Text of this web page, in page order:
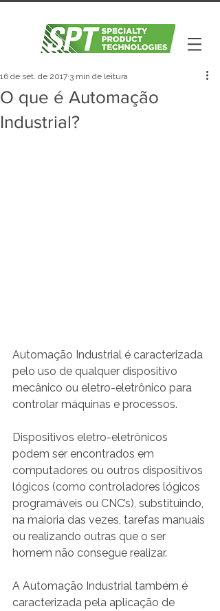
O que é Automação
Industrial?
16 de set. de 2017 3 min de leitura
Automação Industrial é caracterizada
pelo uso de qualquer dispositivo
mecânico ou eletro-eletrônico para
controlar máquinas e processos.
Dispositivos eletro-eletrônicos
podem ser encontrados em
computadores ou outros dispositivos
lógicos (como controladores lógicos
programáveis ou CNC’s), substituindo,
na maioria das vezes, tarefas manuais
ou realizando outras que o ser
homem não consegue realizar.
A Automação Industrial também é
caracterizada pela aplicação de